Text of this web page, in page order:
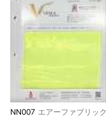
NN007 エアーファブリック